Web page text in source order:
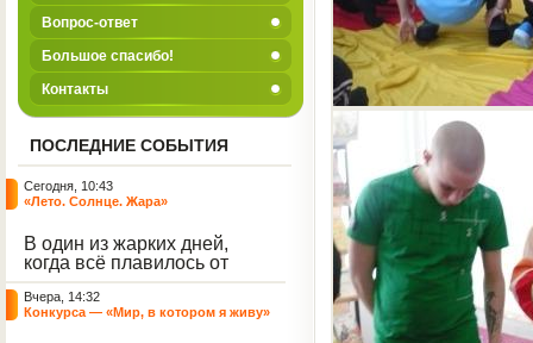
Вопрос-ответ
Большое спасибо!
Контакты
ПОСЛЕДНИЕ СОБЫТИЯ
Сегодня, 10:43
«Лето. Солнце. Жара»
В один из жарких дней,
когда всё плавилось от
зноя, территория нашего
центра наполнилась
смехом, музыкой и
Вчера, 14:32
Конкурса — «Мир, в котором я живу»